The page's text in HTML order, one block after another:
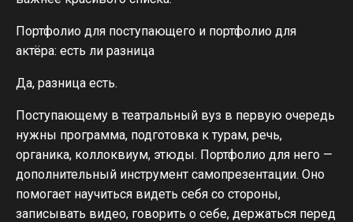
Портфолио для поступающего и портфолио для
актёра: есть ли разница
Да, разница есть.
Поступающему в театральный вуз в первую очередь
нужны программа, подготовка к турам, речь,
органика, коллоквиум, этюды. Портфолио для него —
дополнительный инструмент самопрезентации. Оно
помогает научиться видеть себя со стороны,
записывать видео, говорить о себе, держаться перед